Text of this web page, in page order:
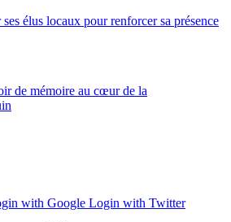
élus locaux pour renforcer sa présence
de mémoire au cœur de la
with Google Login with Twitter